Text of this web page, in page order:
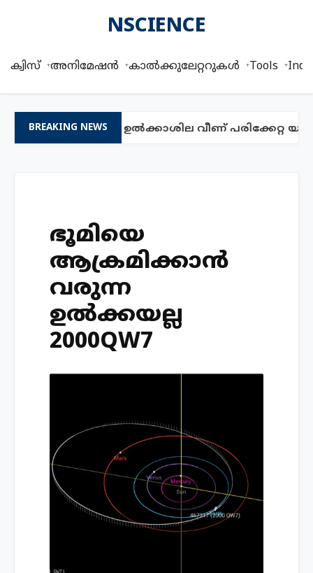
NSCIENCE
ക്വിസ് അനിമേഷൻ കാൽക്കുലേറ്ററുകൾ Tools
BREAKING NEWS
പ്രായമുള്ള ഉൽക്കാശില വീണ് പരിക്കേറ്റ
ഭൂമിയെ
ആക്രമിക്കാന്‍
വരുന്ന
ഉല്‍ക്കയല്ല
2000QW7